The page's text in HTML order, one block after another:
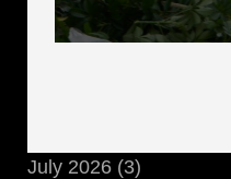
July 2026 (3)